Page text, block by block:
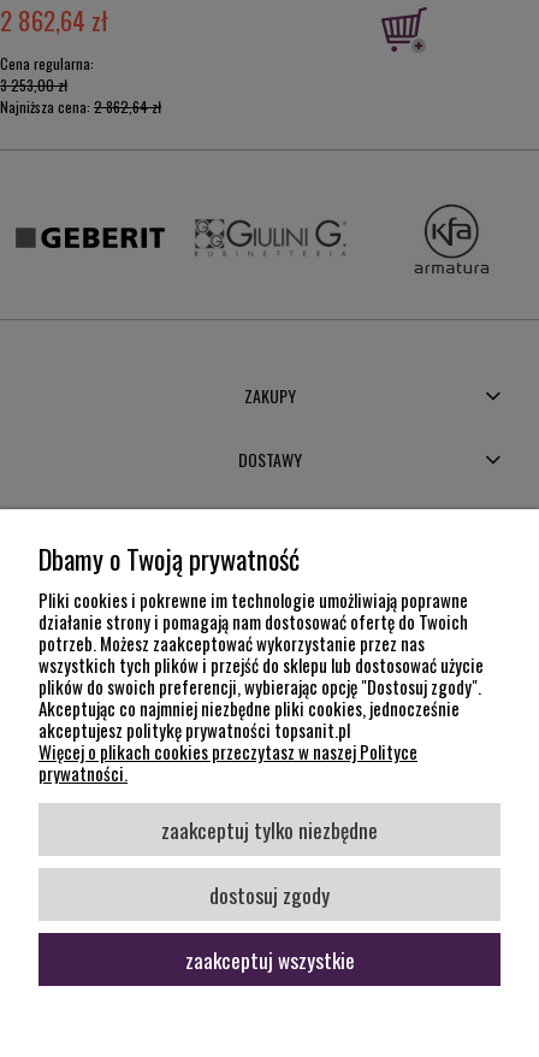
2 862,64 zł
Cena regularna:
3 253,00 zł
Najniższa cena: 2 862,64 zł
ZAKUPY
DOSTAWY
POMOC
INFORMACJE
KONTAKT
12 307 26 20
Kraków, 30-704 Na Dołach 8
SOCIAL MEDIA
Śledź nas
pokaż pełną wersję strony
Dbamy o Twoją prywatność
Pliki cookies i pokrewne im technologie umożliwiają poprawne
działanie strony i pomagają nam dostosować ofertę do Twoich
potrzeb. Możesz zaakceptować wykorzystanie przez nas
wszystkich tych plików i przejść do sklepu lub dostosować użycie
plików do swoich preferencji, wybierając opcję "Dostosuj zgody".
Akceptując co najmniej niezbędne pliki cookies, jednocześnie
akceptujesz politykę prywatności topsanit.pl
Więcej o plikach cookies przeczytasz w naszej Polityce
prywatności.
zaakceptuj tylko niezbędne
dostosuj zgody
zaakceptuj wszystkie